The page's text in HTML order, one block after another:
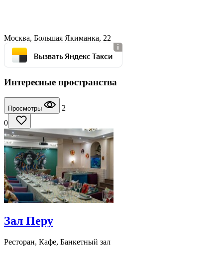
Москва, Большая Якиманка, 22
Вызвать Яндекс Такси
Интересные пространства
Просмотры
2
0
Зал Перу
Ресторан, Кафе, Банкетный зал